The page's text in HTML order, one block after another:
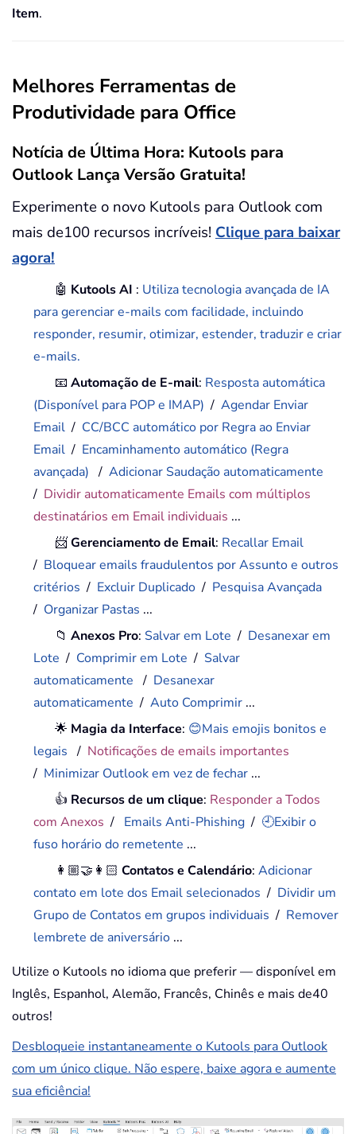
Item.
Melhores Ferramentas de
Produtividade para Office
Notícia de Última Hora: Kutools para
Outlook Lança Versão Gratuita!
Experimente o novo Kutools para Outlook com
mais de100 recursos incríveis! Clique para baixar
agora!
🤖 Kutools AI : Utiliza tecnologia avançada de IA
para gerenciar e-mails com facilidade, incluindo
responder, resumir, otimizar, estender, traduzir e criar
e-mails.
📧Automação de E-mail: Resposta automática
(Disponível para POP e IMAP) /Agendar Enviar
Email / CC/BCC automático por Regra ao Enviar
Email / Encaminhamento automático (Regra
avançada) /Adicionar Saudação automaticamente
/ Dividir automaticamente Emails com múltiplos
destinatários em Email individuais ...
📨Gerenciamento de Email: Recallar Email
/ Bloquear emails fraudulentos por Assunto e outros
critérios / Excluir Duplicado / Pesquisa Avançada
/ Organizar Pastas ...
📁Anexos Pro: Salvar em Lote / Desanexar em
Lote / Comprimir em Lote / Salvar
automaticamente / Desanexar
automaticamente /Auto Comprimir ...
🌟 Magia da Interface: 😊Mais emojis bonitos e
legais / Notificações de emails importantes
/ Minimizar Outlook em vez de fechar ...
👍 Recursos de um clique: Responder a Todos
com Anexos / Emails Anti-Phishing / 🕘Exibir o
fuso horário do remetente ...
👩🏼‍🤝‍👩🏻Contatos e Calendário:Adicionar
contato em lote dos Email selecionados / Dividir um
Grupo de Contatos em grupos individuais / Remover
lembrete de aniversário ...
Utilize o Kutools no idioma que preferir — disponível em
Inglês, Espanhol, Alemão, Francês, Chinês e mais de40
outros!
Desbloqueie instantaneamente o Kutools para Outlook
com um único clique. Não espere, baixe agora e aumente
sua eficiência!